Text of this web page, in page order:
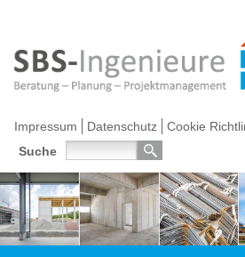
Impressum Datenschutz
Cookie
Suche